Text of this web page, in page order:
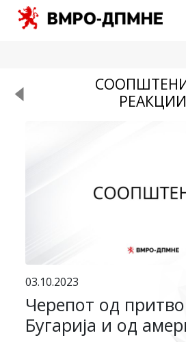
РЕАКЦИИ
03.10.2023
Черепот од
Бугарија и од